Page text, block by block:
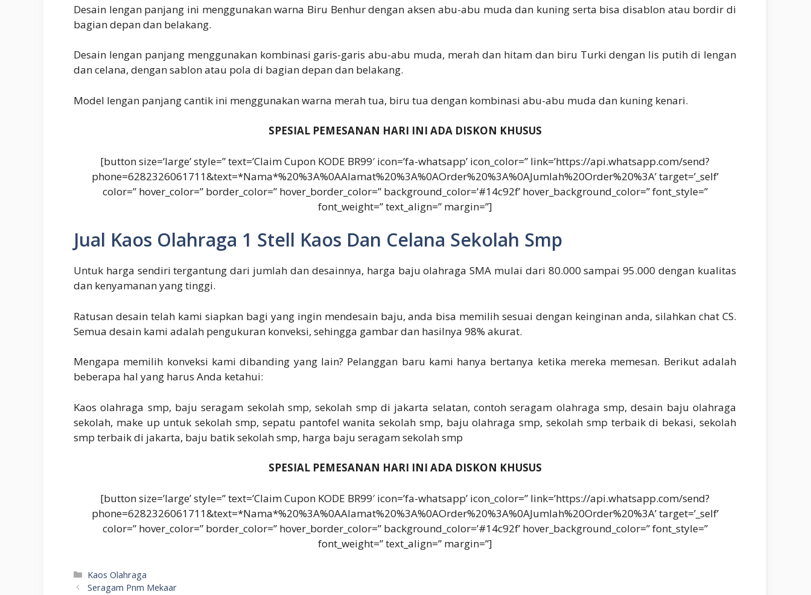
Desain lengan panjang ini menggunakan warna Biru Benhur dengan aksen abu-abu muda dan kuning serta bisa disablon atau bordir di
bagian depan dan belakang.
Desain lengan panjang menggunakan kombinasi garis-garis abu-abu muda, merah dan hitam dan biru Turki dengan lis putih di lengan
dan celana, dengan sablon atau pola di bagian depan dan belakang.
Model lengan panjang cantik ini menggunakan warna merah tua, biru tua dengan kombinasi abu-abu muda dan kuning kenari.
SPESIAL PEMESANAN HARI INI ADA DISKON KHUSUS
[button size=’large’ style=” text=’Claim Cupon KODE BR99′ icon=’fa-whatsapp’ icon_color=” link=’https://api.whatsapp.com/send?
phone=6282326061711&text=*Nama*%20%3A%0AAlamat%20%3A%0AOrder%20%3A%0AJumlah%20Order%20%3A’ target=’_self’
color=” hover_color=” border_color=” hover_border_color=” background_color=’#14c92f’ hover_background_color=” font_style=”
font_weight=” text_align=” margin=”]
Jual Kaos Olahraga 1 Stell Kaos Dan Celana Sekolah Smp
Untuk harga sendiri tergantung dari jumlah dan desainnya, harga baju olahraga SMA mulai dari 80.000 sampai 95.000 dengan kualitas
dan kenyamanan yang tinggi.
Ratusan desain telah kami siapkan bagi yang ingin mendesain baju, anda bisa memilih sesuai dengan keinginan anda, silahkan chat CS.
Semua desain kami adalah pengukuran konveksi, sehingga gambar dan hasilnya 98% akurat.
Mengapa memilih konveksi kami dibanding yang lain? Pelanggan baru kami hanya bertanya ketika mereka memesan. Berikut adalah
beberapa hal yang harus Anda ketahui:
Kaos olahraga smp, baju seragam sekolah smp, sekolah smp di jakarta selatan, contoh seragam olahraga smp, desain baju olahraga
sekolah, make up untuk sekolah smp, sepatu pantofel wanita sekolah smp, baju olahraga smp, sekolah smp terbaik di bekasi, sekolah
smp terbaik di jakarta, baju batik sekolah smp, harga baju seragam sekolah smp
SPESIAL PEMESANAN HARI INI ADA DISKON KHUSUS
[button size=’large’ style=” text=’Claim Cupon KODE BR99′ icon=’fa-whatsapp’ icon_color=” link=’https://api.whatsapp.com/send?
phone=6282326061711&text=*Nama*%20%3A%0AAlamat%20%3A%0AOrder%20%3A%0AJumlah%20Order%20%3A’ target=’_self’
color=” hover_color=” border_color=” hover_border_color=” background_color=’#14c92f’ hover_background_color=” font_style=”
font_weight=” text_align=” margin=”]
Kategori
Kaos Olahraga
Seragam Pnm Mekaar